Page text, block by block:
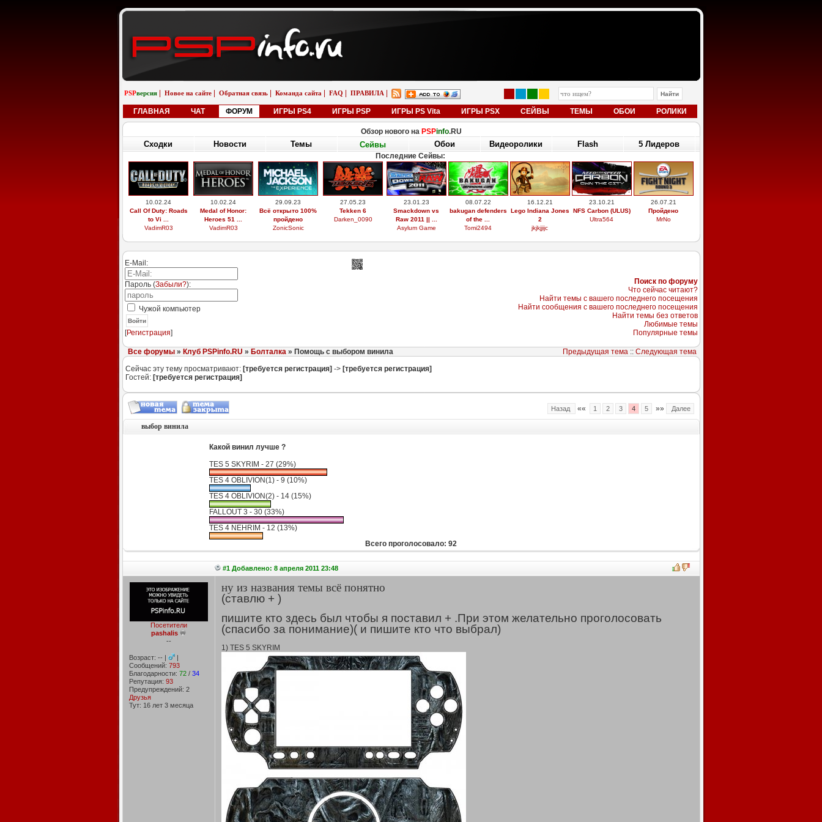
PSPверсия Новое на сайте Обратная связь Команда сайта FAQ ПРАВИЛА
ГЛАВНАЯ ЧАТ ФОРУМ ИГРЫ PS4 ИГРЫ PSP ИГРЫ PS Vita ИГРЫ PSX СЕЙВЫ ТЕМЫ ОБОИ РОЛИКИ
Обзор нового на PSPinfo.RU
Сходки Новости Темы Сейвы Обои Видеоролики Flash 5 Лидеров
Последние Сейвы:
10.02.24
Call Of Duty: Roads
to Vi ...
VadimR03
10.02.24
Medal of Honor:
Heroes 51 ...
VadimR03
29.09.23
Всё открыто 100%
пройдено
ZonicSonic
27.05.23
Tekken 6
Darken_0090
23.01.23
Smackdown vs
Raw 2011 || ...
Asylum Game
08.07.22
bakugan defenders
of the ...
Tomi2494
16.12.21
Lego Indiana Jones
2
jkjkjjijc
23.10.21
NFS Carbon (ULUS)
Ultra564
26.07.21
Пройдено
MrNo
E-Mail:
Пароль (Забыли?):
Чужой компьютер
Войти
[Регистрация]
Поиск по форуму
Что сейчас читают?
Найти темы с вашего последнего посещения
Найти сообщения с вашего последнего посещения
Найти темы без ответов
Любимые темы
Популярные темы
Все форумы» Клуб PSPinfo.RU » Болталка» Помощь с выбором винила Предыдущая тема:: Следующая тема
Сейчас эту тему просматривают: [требуется регистрация] -> [требуется регистрация]
Гостей: [требуется регистрация]
Назад «« 1 2 3 4 5 »» Далее
выбор винила
Какой винил лучше ?
TES 5 SKYRIM - 27 (29%)
TES 4 OBLIVION(1) - 9 (10%)
TES 4 OBLIVION(2) - 14 (15%)
FALLOUT 3 - 30 (33%)
TES 4 NEHRIM - 12 (13%)
Всего проголосовало: 92
#1 Добавлено: 8 апреля 2011 23:48
Посетители
pashalis
--
Возраст: -- |
|
Сообщений: 793
Благодарности: 72/ 34
Репутация: 93
Предупреждений: 2
Друзья
Тут: 16 лет 3 месяцa
ну из названия темы всё понятно
(ставлю + )
пишите кто здесь был чтобы я поставил + .При этом желательно проголосовать
(спасибо за понимание)( и пишите кто что выбрал)
1) TES 5 SKYRIM